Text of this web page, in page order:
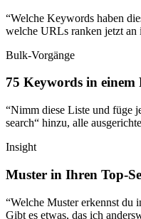
“Welche Keywords haben
welche URLs ranken jetzt an
Bulk-Vorgänge
75 Keywords in einem
“Nimm diese Liste und füge
search“ hinzu, alle
Insight
Muster in Ihren Top-
“Welche Muster erkennst du
Gibt es etwas, das ich